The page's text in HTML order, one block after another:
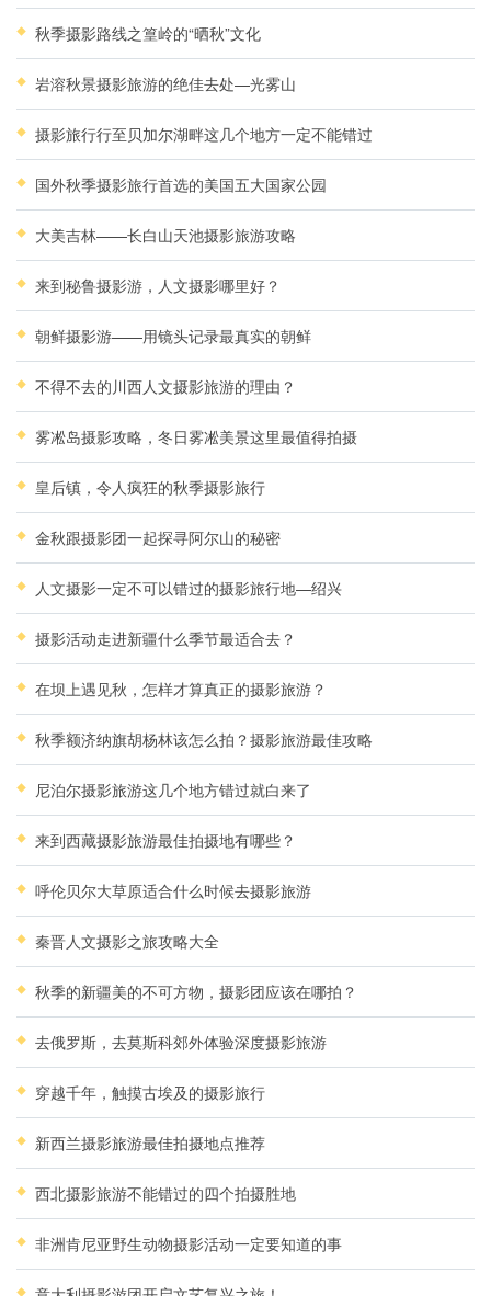
秋季摄影路线之篁岭的“晒秋”文化
岩溶秋景摄影旅游的绝佳去处—光雾山
摄影旅行行至贝加尔湖畔这几个地方一定不能错过
国外秋季摄影旅行首选的美国五大国家公园
大美吉林——长白山天池摄影旅游攻略
来到秘鲁摄影游，人文摄影哪里好？
朝鲜摄影游——用镜头记录最真实的朝鲜
不得不去的川西人文摄影旅游的理由？
雾凇岛摄影攻略，冬日雾凇美景这里最值得拍摄
皇后镇，令人疯狂的秋季摄影旅行
金秋跟摄影团一起探寻阿尔山的秘密
人文摄影一定不可以错过的摄影旅行地—绍兴
摄影活动走进新疆什么季节最适合去？
在坝上遇见秋，怎样才算真正的摄影旅游？
秋季额济纳旗胡杨林该怎么拍？摄影旅游最佳攻略
尼泊尔摄影旅游这几个地方错过就白来了
来到西藏摄影旅游最佳拍摄地有哪些？
呼伦贝尔大草原适合什么时候去摄影旅游
秦晋人文摄影之旅攻略大全
秋季的新疆美的不可方物，摄影团应该在哪拍？
去俄罗斯，去莫斯科郊外体验深度摄影旅游
穿越千年，触摸古埃及的摄影旅行
新西兰摄影旅游最佳拍摄地点推荐
西北摄影旅游不能错过的四个拍摄胜地
非洲肯尼亚野生动物摄影活动一定要知道的事